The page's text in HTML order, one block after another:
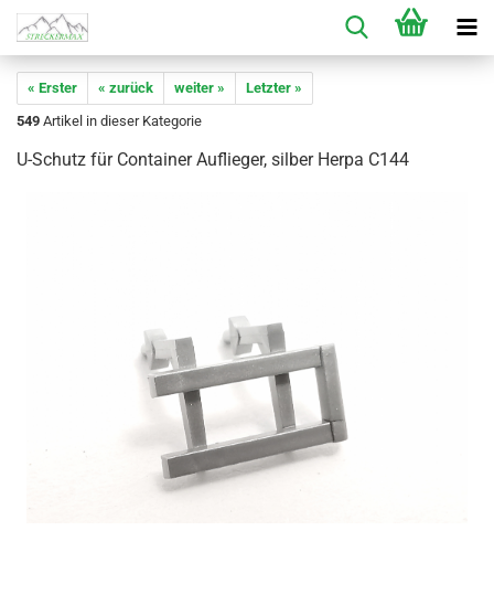
« Erster « zurück weiter »
Letzter »
549 Artikel in dieser Kategorie
U-Schutz für Container Auflieger, silber Herpa C144